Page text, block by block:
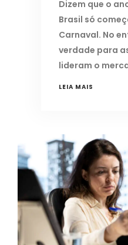
Dizem que o
Brasil só
Carnaval. No
verdade para
lideram o
LEIA MAIS